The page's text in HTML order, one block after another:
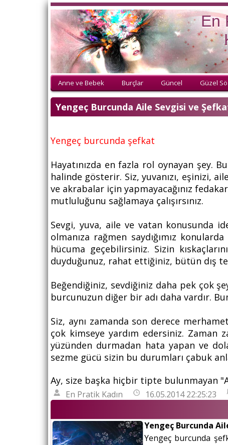
En
Anne ve Bebek Burçlar Güncel Güzel
Yengeç Burcunda Aile Sevgisi ve
Yengeç burcunda şefkat
Hayatınızda en fazla rol oynayan şey.
halinde gösterir. Siz, yuvanızı, eşinizi,
ve akrabalar için yapmayacağınız
mutluluğunu sağlamaya çalışırsınız.
Sevgi, yuva, aile ve vatan konusunda
olmanıza rağmen saydığımız
hücuma geçebilirsiniz. Sizin
duyduğunuz, rahat ettiğiniz, bütün dış
Beğendiğiniz, sevdiğiniz daha pek çok
burcunuzun diğer bir adı daha vardır.
Siz, aynı zamanda son derece
çok kimseye yardım edersiniz.
yüzünden durmadan hata yapan ve
sezme gücü sizin bu durumları çabuk
Ay, size başka hiçbir tipte bulunmayan
En Pratik Kadın 16.05.2014 22:25:23
Yengeç Burcunda
Yengeç burcunda